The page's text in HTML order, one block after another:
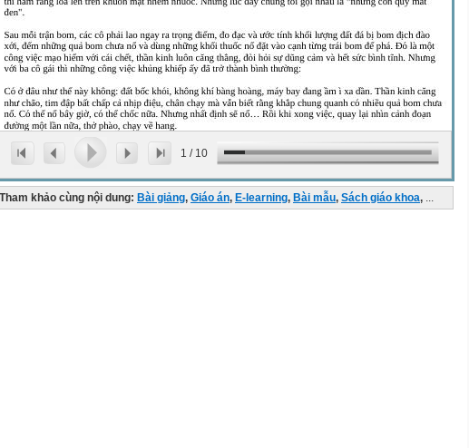
1 / 10
Tham khảo cùng nội dung: Bài giảng, Giáo án, E-learning, Bài mẫu, Sách giáo khoa, ...